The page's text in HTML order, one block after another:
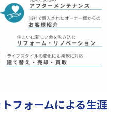
フォームによる生涯